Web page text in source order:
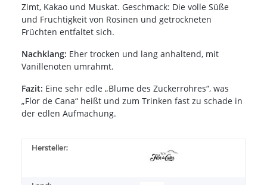
Zimt, Kakao und Muskat. Geschmack: Die volle Süße
und Fruchtigkeit von Rosinen und getrockneten
Früchten entfaltet sich.
Nachklang: Eher trocken und lang anhaltend, mit
Vanillenoten umrahmt.
Fazit: Eine sehr edle „Blume des Zuckerrohres“, was
„Flor de Cana“ heißt und zum Trinken fast zu schade in
der edlen Aufmachung.
Hersteller: